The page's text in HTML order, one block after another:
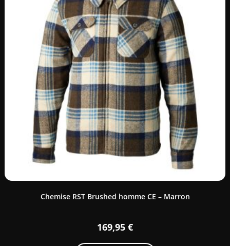
Chemise RST Brushed homme CE – Marron
169,95 €